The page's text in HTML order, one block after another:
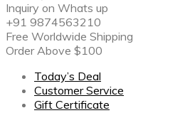
Inquiry on Whats up
+91 9874563210
Free Worldwide Shipping
Order Above $100
Today’s Deal
Customer Service
Gift Certificate